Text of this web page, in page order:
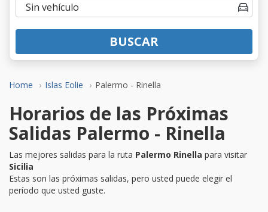
Home Islas Eolie Palermo - Rinella
BUSCAR
Horarios de las Próximas
Salidas Palermo - Rinella
Las mejores salidas para la ruta Palermo Rinella para visitar
Sicilia
Estas son las próximas salidas, pero usted puede elegir el
período que usted guste.